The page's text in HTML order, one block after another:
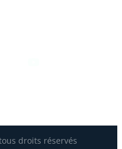
droits réservés